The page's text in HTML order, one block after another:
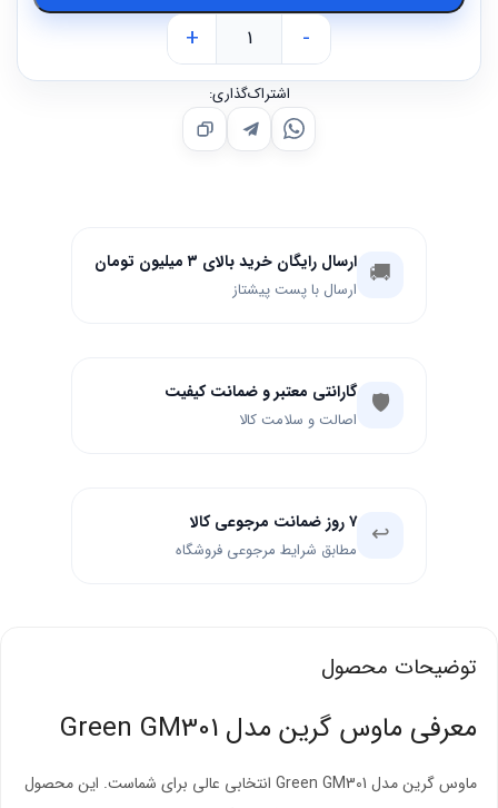
-
+
اشتراک‌گذاری:
🚚 ارسال رایگان خرید بالای ۳ میلیون تومان
ارسال با پست پیشتاز
🛡️ گارانتی معتبر و ضمانت کیفیت
اصالت و سلامت کالا
↩️ ۷ روز ضمانت مرجوعی کالا
مطابق شرایط مرجوعی فروشگاه
توضیحات محصول
معرفی ماوس گرین مدل Green GM301
ماوس گرین مدل Green GM301 انتخابی عالی برای شماست. این محصول